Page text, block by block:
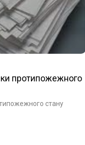
протипожежного
стану